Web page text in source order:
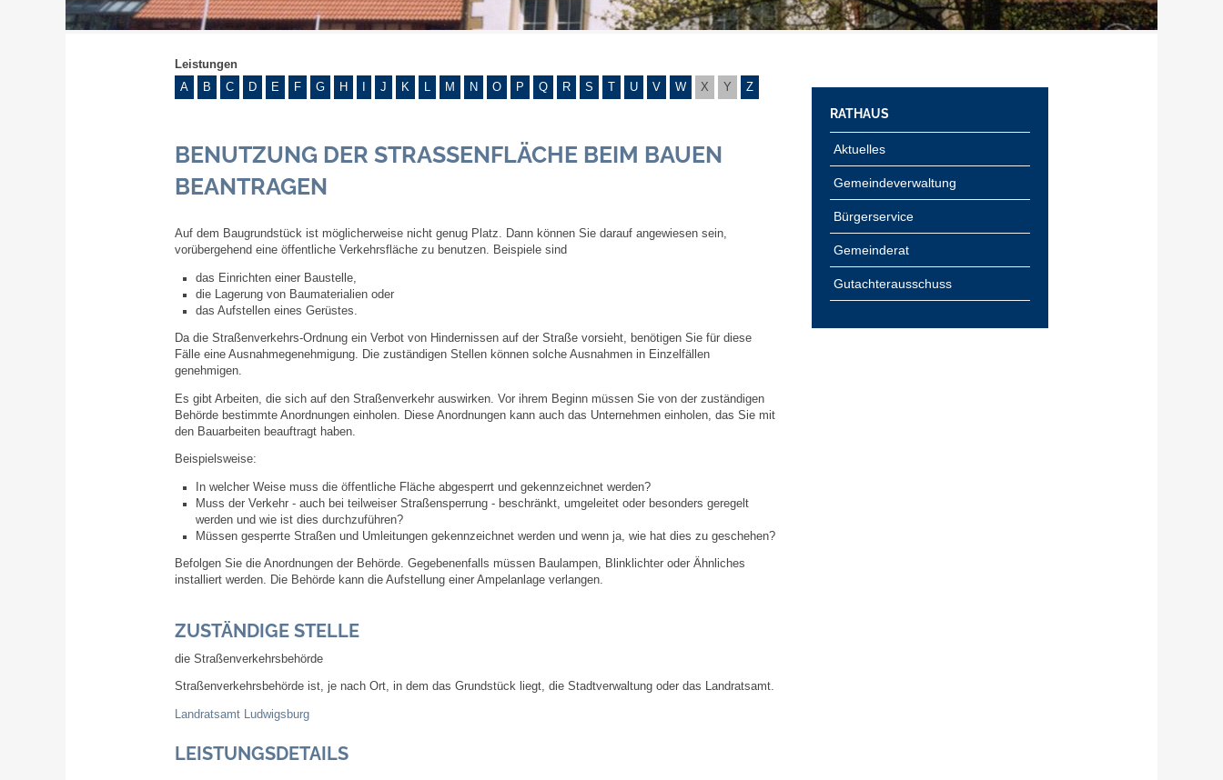
Steuern
Haushalt 2026
Redaktionsstatut für das Amtsblatt
Notdienste
Ortsplan
Rund um den Wein
Leistungen
A
B C D E F G H J K L M N O P Q R S U V W X Y Z
BENUTZUNG DER STRASSENFLÄCHE BEIM BAUEN B
EANTRAGEN
Auf dem Baugrundstück ist möglicherweise nicht genug Platz. Dann können Sie darauf angewiesen sein,
vorübergehend eine öffentliche Verkehrsfläche zu benutzen. Beispiele sind
das Einrichten einer Baustelle,
die Lagerung von Baumaterialien oder
das Aufstellen eines Gerüstes.
Da die Straßenverkehrs-Ordnung ein Verbot von Hindernissen auf der Straße vorsieht, benötigen Sie für diese
Fälle eine Ausnahmegenehmigung. Die zuständigen Stellen können solche Ausnahmen in Einzelfällen
genehmigen.
Es gibt Arbeiten, die sich auf den Straßenverkehr auswirken. Vor ihrem Beginn müssen Sie von der zuständigen
Behörde bestimmte Anordnungen einholen. Diese Anordnungen kann auch das Unternehmen einholen, das Sie mit
den Bauarbeiten beauftragt haben.
Beispielsweise:
In welcher Weise muss die öffentliche Fläche abgesperrt und gekennzeichnet werden?
Muss der Verkehr - auch bei teilweiser Straßensperrung - beschränkt, umgeleitet oder besonders geregelt
werden und wie ist dies durchzuführen?
Müssen gesperrte Straßen und Umleitungen gekennzeichnet werden und wenn ja, wie hat dies zu geschehen?
Befolgen Sie die Anordnungen der Behörde. Gegebenenfalls müssen Baulampen, Blinklichter oder Ähnliches
installiert werden. Die Behörde kann die Aufstellung einer Ampelanlage verlangen.
ZUSTÄNDIGE STELLE
die Straßenverkehrsbehörde
Straßenverkehrsbehörde ist, je nach Ort, in dem das Grundstück liegt, die Stadtverwaltung oder das Landratsamt.
Landratsamt Ludwigsburg
LEISTUNGSDETAILS
RATHAUS
Aktuelles
Gemeindeverwaltung
Bürgerservice
Gemeinderat
Gutachterausschuss